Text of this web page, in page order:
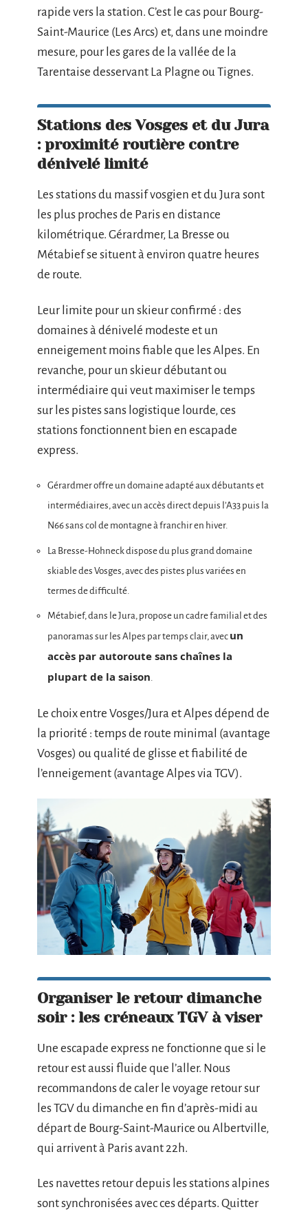
rapide vers la station. C’est le cas pour Bourg-
Saint-Maurice (Les Arcs) et, dans une moindre
mesure, pour les gares de la vallée de la
Tarentaise desservant La Plagne ou Tignes.
Stations des Vosges et du Jura
: proximité routière contre
dénivelé limité
Les stations du massif vosgien et du Jura sont
les plus proches de Paris en distance
kilométrique. Gérardmer, La Bresse ou
Métabief se situent à environ quatre heures
de route.
Leur limite pour un skieur confirmé : des
domaines à dénivelé modeste et un
enneigement moins fiable que les Alpes. En
revanche, pour un skieur débutant ou
intermédiaire qui veut maximiser le temps
sur les pistes sans logistique lourde, ces
stations fonctionnent bien en escapade
express.
Gérardmer offre un domaine adapté aux débutants et
intermédiaires, avec un accès direct depuis l’A33 puis la
N66 sans col de montagne à franchir en hiver.
La Bresse-Hohneck dispose du plus grand domaine
skiable des Vosges, avec des pistes plus variées en
termes de difficulté.
Métabief, dans le Jura, propose un cadre familial et des
panoramas sur les Alpes par temps clair, avec un
accès par autoroute sans chaînes la
plupart de la saison.
Le choix entre Vosges/Jura et Alpes dépend de
la priorité : temps de route minimal (avantage
Vosges) ou qualité de glisse et fiabilité de
l’enneigement (avantage Alpes via TGV).
Organiser le retour dimanche
soir : les créneaux TGV à viser
Une escapade express ne fonctionne que si le
retour est aussi fluide que l’aller. Nous
recommandons de caler le voyage retour sur
les TGV du dimanche en fin d’après-midi au
départ de Bourg-Saint-Maurice ou Albertville,
qui arrivent à Paris avant 22h.
Les navettes retour depuis les stations alpines
sont synchronisées avec ces départs. Quitter